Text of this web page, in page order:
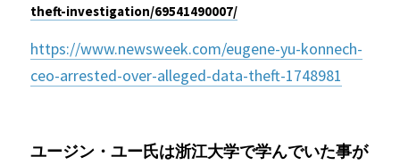
theft-investigation/69541490007/
https://www.newsweek.com/eugene-yu-konnech-
ceo-arrested-over-alleged-data-theft-1748981
ユージン・ユー氏は浙江大学で学んでいた事が